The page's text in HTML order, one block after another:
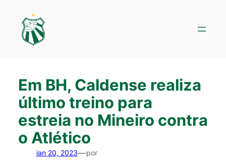
conteúdo
Em BH, Caldense realiza
último treino para
estreia no Mineiro contra
o Atlético
jan 20, 2023—por